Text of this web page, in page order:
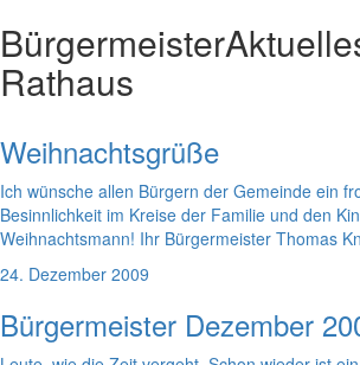
Bürgermeister
Rathaus
Weihnachtsgrüße
Ich wünsche allen Bürgern der Gemeinde ein
Besinnlichkeit im Kreise der Familie und den
Weihnachtsmann! Ihr Bürgermeister Thomas
24. Dezember 2009
Bürgermeister Dezember